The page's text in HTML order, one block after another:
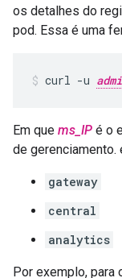
os detalhes do
pod. Essa é uma
curl -u
Em que ms_IP é o
de gerenciamento.
gateway
central
analytics
Por exemplo, para